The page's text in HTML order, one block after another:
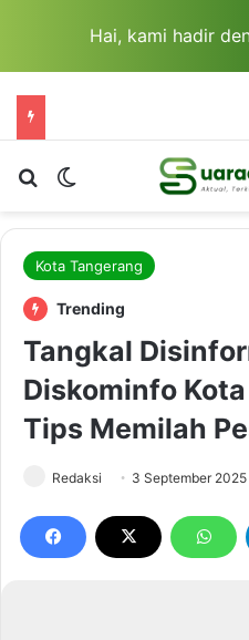
Hai, kami hadir
Cari berita...Switch skin
Kota Tangerang
Trending
Tangkal
Diskominfo
Tips Memilah
Redaksi 3 September 2025